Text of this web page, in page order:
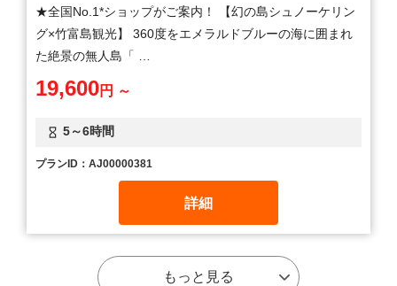
★全国No.1*ショップがご案内！ 【幻の島シュノーケリン
グ×竹富島観光】 360度をエメラルドブルーの海に囲まれ
た絶景の無人島「 …
5～6時間
19,600円 ～
プランID：AJ00000381
詳細
もっと見る